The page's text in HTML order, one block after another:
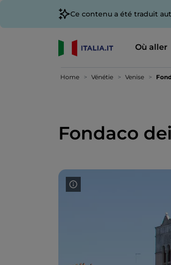
Ce contenu a été traduit
Où aller
Home Vénétie Venise
Fondaco